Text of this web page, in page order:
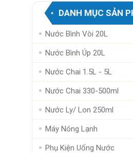
DANH MỤC SẢN
Nước Bình Vòi 20L
Nước Bình Úp 20L
Nước Chai 1.5L - 5L
Nước Chai 330-500ml
Nước Ly/ Lon 250ml
Máy Nóng Lạnh
Phụ Kiện Uống Nước